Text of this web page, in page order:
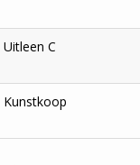
Uitleen C
Kunstkoop